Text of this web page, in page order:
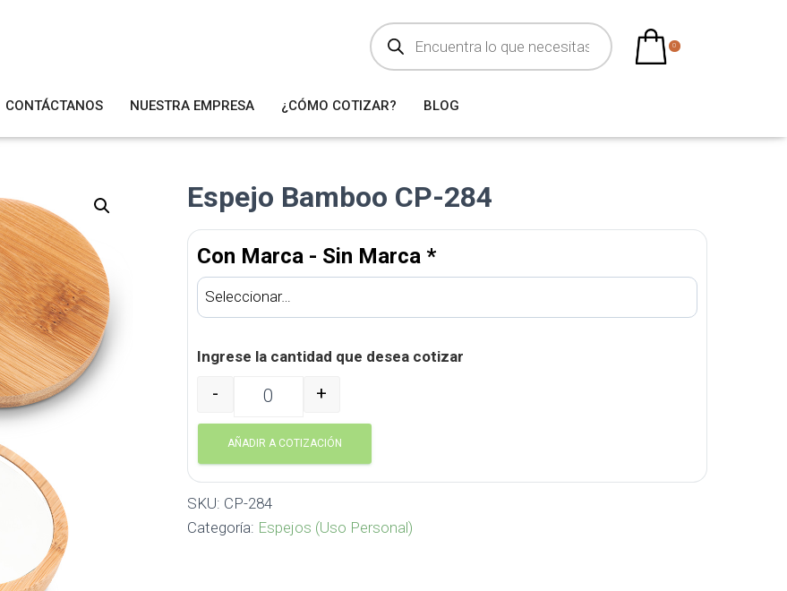
ú
q
a
d
t
o
0
CONTÁCTANOS NUESTRA EMPRESA ¿CÓMO COTIZAR? BLOG
Espejo Bamboo CP-284
Con Marca - Sin Marca *
Ingrese la cantidad que desea cotizar
Espejo Bamboo CP-284 cantidad
- +
AÑADIR A COTIZACIÓN
SKU: CP-284
Categoría: Espejos (Uso Personal)